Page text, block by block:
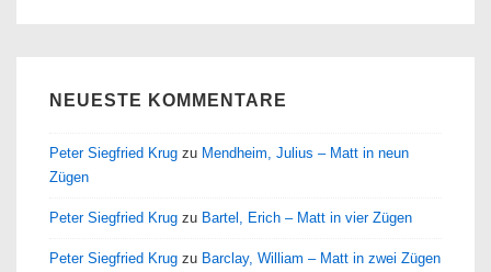
NEUESTE KOMMENTARE
Peter Siegfried Krug zu Mendheim, Julius – Matt in neun
Zügen
Peter Siegfried Krug zu Bartel, Erich – Matt in vier Zügen
Peter Siegfried Krug zu Barclay, William – Matt in zwei Zügen